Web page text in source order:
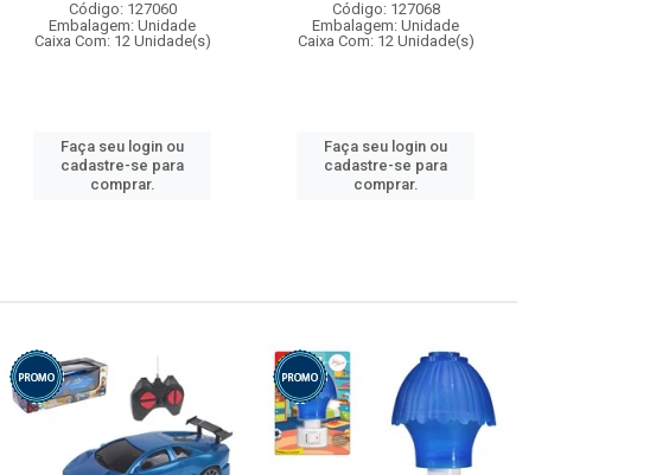
Código: 127060
Embalagem: Unidade
Caixa Com: 12 Unidade(s)
Faça seu login ou
cadastre-se para
comprar.
Código: 127068
Embalagem: Unidade
Caixa Com: 12 Unidade(s)
Faça seu login ou
cadastre-se para
comprar.